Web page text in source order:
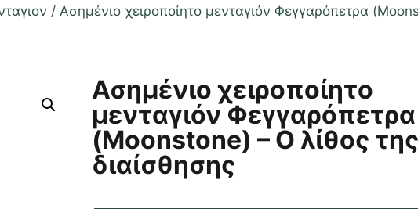
/ Ασημένιο χειροποίητο μενταγιόν Φεγγαρόπετρα
Ασημένιο χειροποίητο
μενταγιόν Φεγγαρόπετρα
(Moonstone) – Ο λίθος
διαίσθησης